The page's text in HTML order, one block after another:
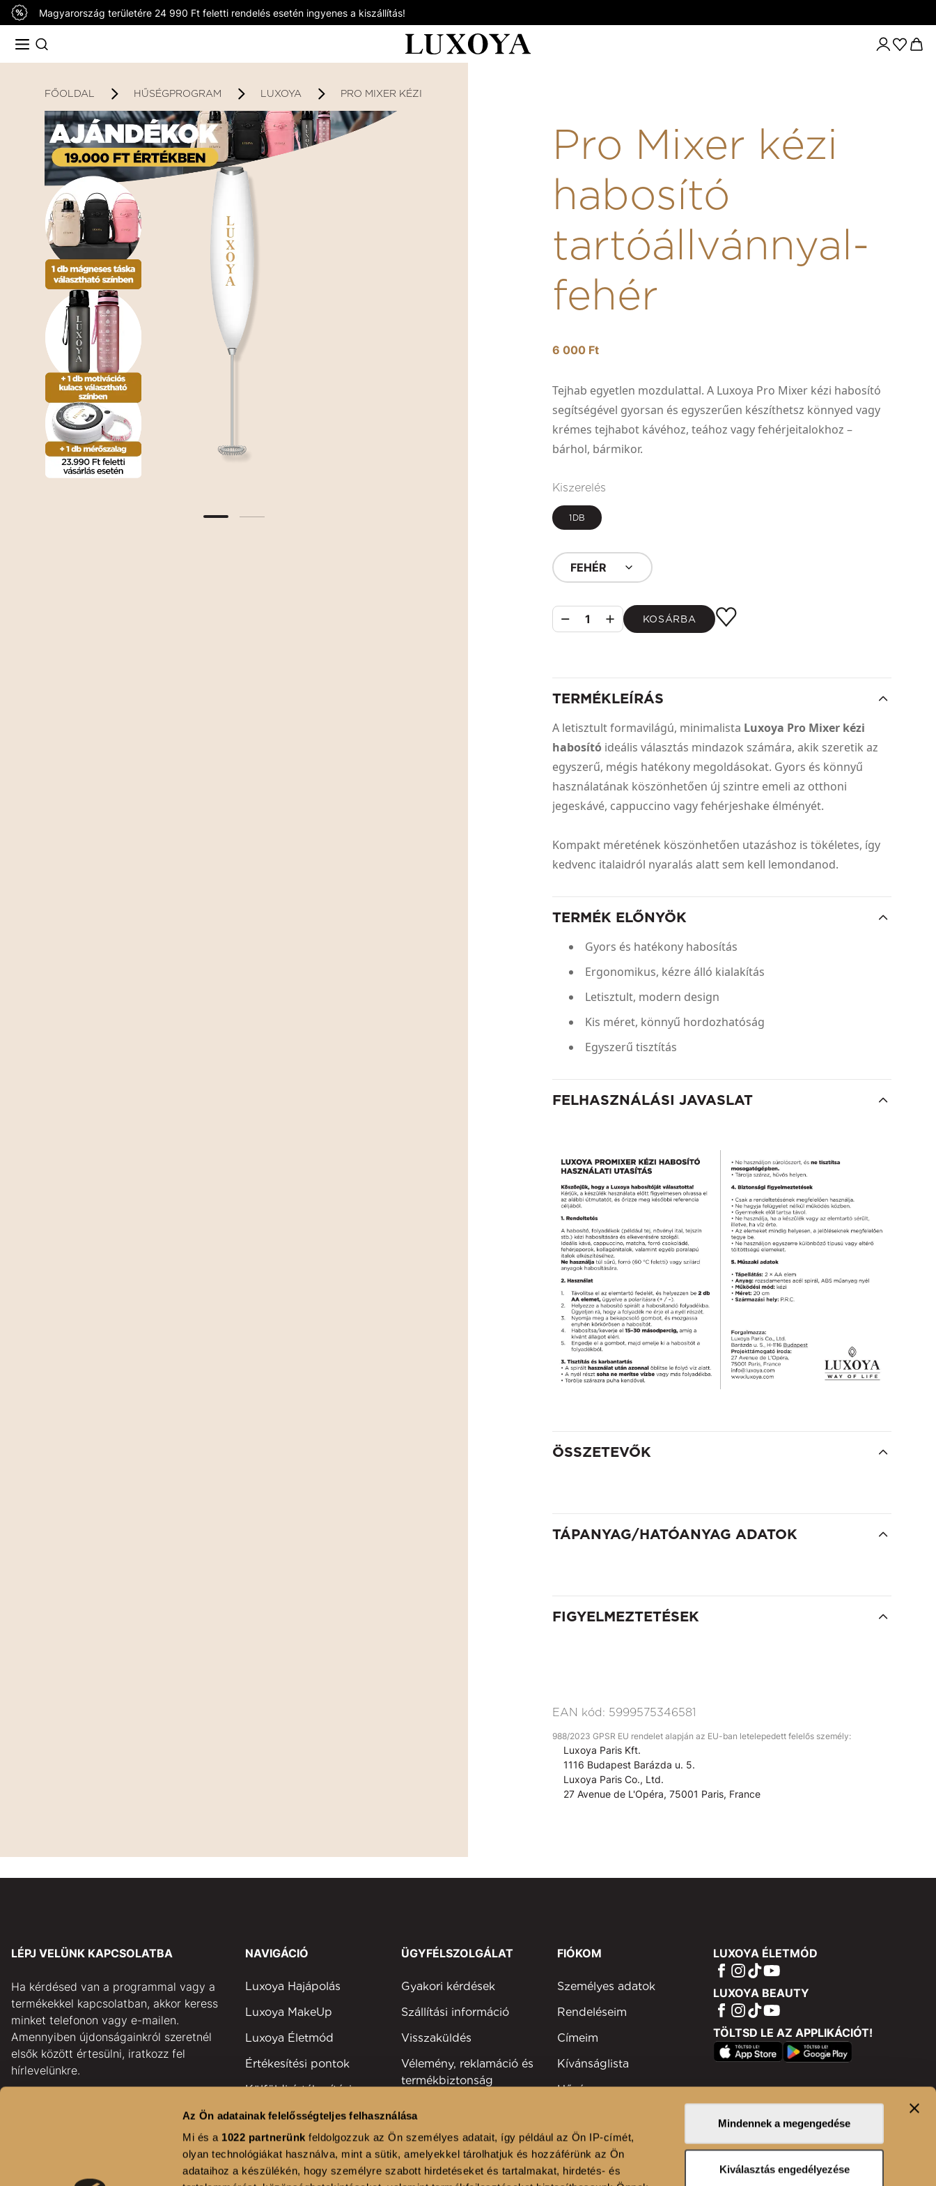
Az Ön adatainak felelősségteljes felhasználása
Mi és a 1022 partnerünk feldolgozzuk az Ön személyes adatait, így például az Ön IP-címét,
olyan technológiákat használva, mint a sütik, amelyekkel tárolhatjuk és hozzáférünk az Ön
adataihoz a készülékén, hogy személyre szabott hirdetéseket és tartalmakat, hirdetés- és
Mindennek a megengedése
Kiválasztás engedélyezése
Magyarország területére 24 990 Ft feletti rendelés esetén ingyenes a kiszállítás!
FŐOLDAL HŰSÉGPROGRAM LUXOYA PRO MIXER KÉZI HABOSÍTÓ TARTÓÁLLVÁNNYAL- FEHÉR
Pro Mixer kézi
habosító
tartóállvánnyal-
fehér
6 000 Ft
Tejhab egyetlen mozdulattal. A Luxoya Pro Mixer kézi habosító
segítségével gyorsan és egyszerűen készíthetsz könnyed vagy
krémes tejhabot kávéhoz, teához vagy fehérjeitalokhoz –
bárhol, bármikor.
Kiszerelés
1DB
FEHÉR
1 KOSÁRBA
TERMÉKLEÍRÁS
A letisztult formavilágú, minimalista Luxoya Pro Mixer kézi
habosító ideális választás mindazok számára, akik szeretik az
egyszerű, mégis hatékony megoldásokat. Gyors és könnyű
használatának köszönhetően új szintre emeli az otthoni
jegeskávé, cappuccino vagy fehérjeshake élményét.
Kompakt méretének köszönhetően utazáshoz is tökéletes, így
kedvenc italaidról nyaralás alatt sem kell lemondanod.
TERMÉK ELŐNYÖK
Gyors és hatékony habosítás
Ergonomikus, kézre álló kialakítás
Letisztult, modern design
Kis méret, könnyű hordozhatóság
Egyszerű tisztítás
FELHASZNÁLÁSI JAVASLAT
ÖSSZETEVŐK
TÁPANYAG/HATÓANYAG ADATOK
FIGYELMEZTETÉSEK
EAN kód: 5999575346581
988/2023 GPSR EU rendelet alapján az EU-ban letelepedett felelős személy:
Luxoya Paris Kft.
1116 Budapest Barázda u. 5.
Luxoya Paris Co., Ltd.
27 Avenue de L'Opéra, 75001 Paris, France
LÉPJ VELÜNK KAPCSOLATBA
Ha kérdésed van a programmal vagy a
termékekkel kapcsolatban, akkor keress
minket telefonon vagy e-mailen.
Amennyiben újdonságainkról szeretnél
elsők között értesülni, iratkozz fel
hírlevelünkre.
HÍRLEVÉL FELIRATKOZÁS
NAVIGÁCIÓ
Luxoya Hajápolás
Luxoya MakeUp
Luxoya Életmód
Értékesítési pontok
Külföldi értékesítési
Területi képviselők
Fodrászszalonok
ÜGYFÉLSZOLGÁLAT
Gyakori kérdések
Szállítási információ
Visszaküldés
Vélemény, reklamáció és
termékbiztonság
FIÓKOM
Személyes adatok
Rendeléseim
Címeim
Kívánságlista
Hűségprogram
LUXOYA ÉLETMÓD
LUXOYA BEAUTY
TÖLTSD LE AZ APPLIKÁCIÓT!